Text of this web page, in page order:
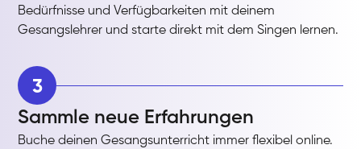
Bedürfnisse und Verfügbarkeiten mit deinem
Gesangslehrer und starte direkt mit dem Singen lernen.
3
Sammle neue Erfahrungen
Buche deinen Gesangsunterricht immer flexibel online.